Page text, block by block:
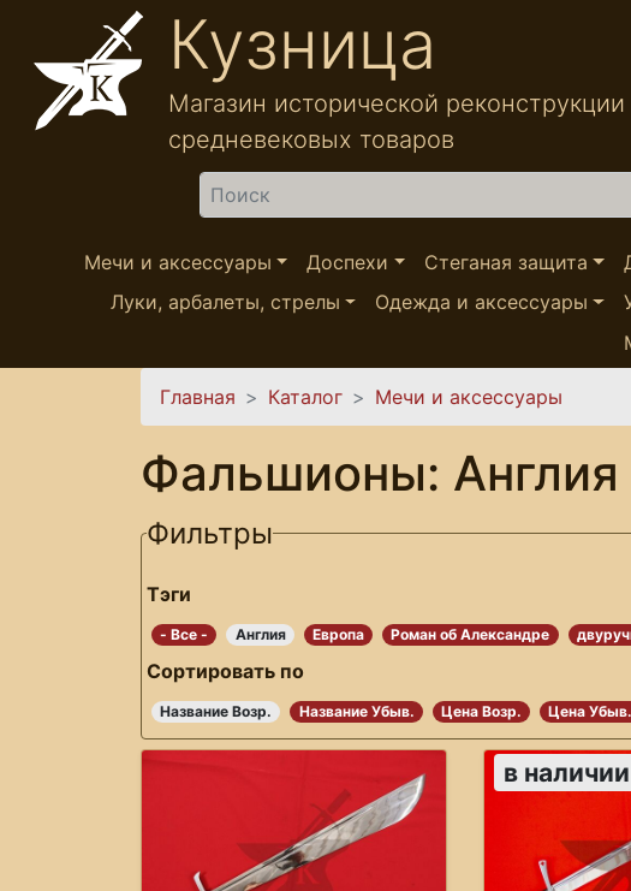
Перейти к основному содержанию
Кузница
Магазин исторической реконструкции
средневековых товаров
Найти
Мечи и аксессуары Доспехи Стеганая защита
Луки, арбалеты, стрелы
Одежда и аксессуары
Вы здесь
Главная Каталог Мечи и аксессуары
Фальшионы: Англия
Фильтры
Тэги
- Все - Англия Европа Роман об Александре
Сортировать по
Название Возр. Название Убыв. Цена Возр. Цена Убыв.
в наличии